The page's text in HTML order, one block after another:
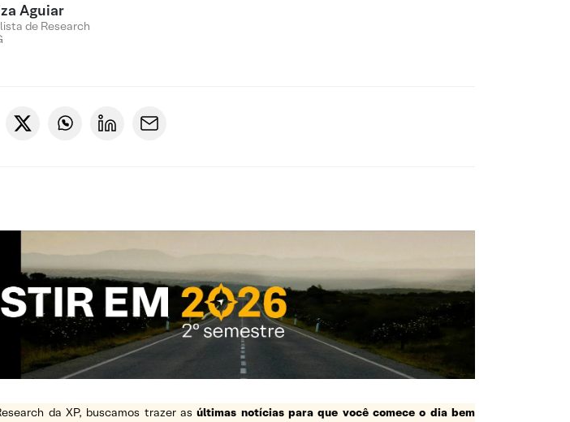
Aguiar
de Research
da XP, buscamos trazer asúltimas notícias para que você comece o dia bem